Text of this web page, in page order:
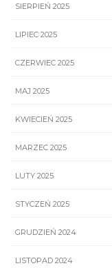
SIERPIEŃ 2025
LIPIEC 2025
CZERWIEC 2025
MAJ 2025
KWIECIEŃ 2025
MARZEC 2025
LUTY 2025
STYCZEŃ 2025
GRUDZIEŃ 2024
LISTOPAD 2024